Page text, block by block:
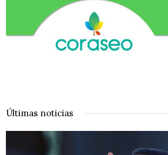
Últimas noticias